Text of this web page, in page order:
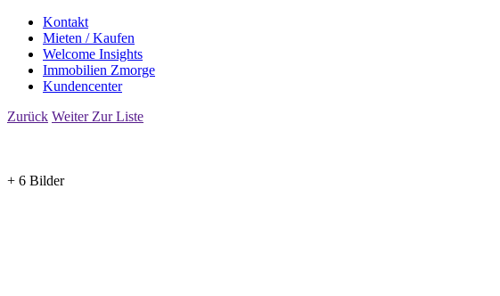
Kontakt
Mieten / Kaufen
Welcome Insights
Immobilien Zmorge
Kundencenter
Zurück Weiter Zur Liste
+ 6 Bilder